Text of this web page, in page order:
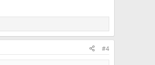
#4